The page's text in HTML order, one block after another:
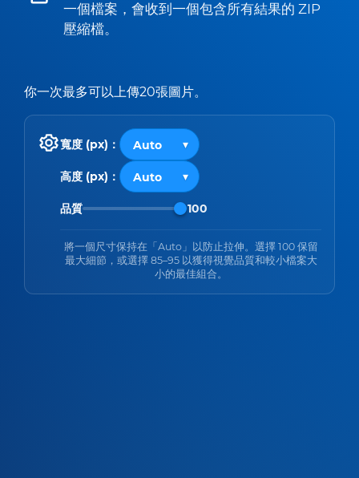
一個檔案，會收到一個包含所有結果的 ZIP
壓縮檔。
你一次最多可以上傳20張圖片。
寬度 (px)：
高度 (px)：
品質 100
將一個尺寸保持在「Auto」以防止拉伸。選擇 100 保留
最大細節，或選擇 85–95 以獲得視覺品質和較小檔案大
小的最佳組合。